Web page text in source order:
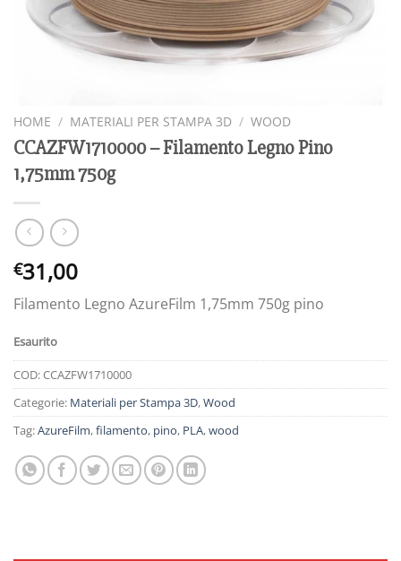
HOME / MATERIALI PER STAMPA 3D / WOOD
CCAZFW1710000 – Filamento Legno Pino
1,75mm 750g
€31,00
Filamento Legno AzureFilm 1,75mm 750g pino
Esaurito
COD:CCAZFW1710000
Categorie: Materiali per Stampa 3D,Wood
Tag:AzureFilm,filamento, pino, PLA,wood